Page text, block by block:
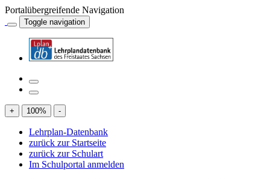
Portalübergreifende Navigation
Toggle navigation
+ 100% -
Lehrplan-Datenbank
zurück zur Startseite
zurück zur Schulart
Im Schulportal anmelden